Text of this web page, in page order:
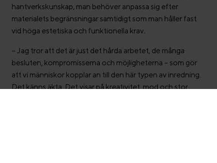
hantverkskunskap, man behöver anpassa sig efter
materialets begränsningar samtidigt som man håller fast
vid höga estetiska och funktionella krav.
– Jag tror att det är just det hårda arbetet, de många
besluten, kompromisserna och möjligheterna – som gör
att vi människor kopplar an till den här typen av inredning.
Det känns äkta. Det visar på kreativitet, mod och stor